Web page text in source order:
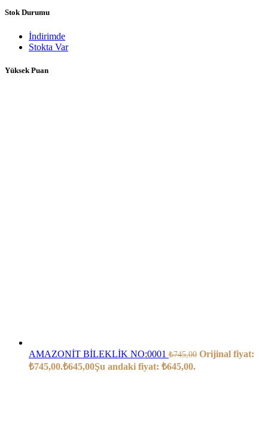
Stok Durumu
İndirimde
Stokta Var
Yüksek Puan
AMAZONİT BİLEKLİK NO:0001 ₺745,00 Orijinal fiyat:
₺745,00.₺645,00Şu andaki fiyat: ₺645,00.